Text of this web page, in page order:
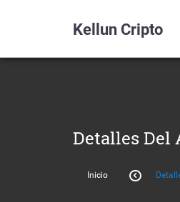
Kellun Cripto
Detalles Del
Inicio